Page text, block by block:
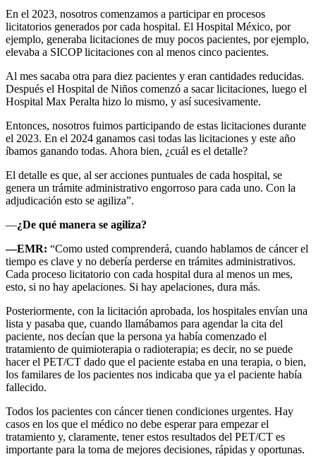
En el 2023, nosotros comenzamos a participar en procesos
licitatorios generados por cada hospital. El Hospital México, por
ejemplo, generaba licitaciones de muy pocos pacientes, por ejemplo,
elevaba a SICOP licitaciones con al menos cinco pacientes.
Al mes sacaba otra para diez pacientes y eran cantidades reducidas.
Después el Hospital de Niños comenzó a sacar licitaciones, luego el
Hospital Max Peralta hizo lo mismo, y así sucesivamente.
Entonces, nosotros fuimos participando de estas licitaciones durante
el 2023. En el 2024 ganamos casi todas las licitaciones y este año
íbamos ganando todas. Ahora bien, ¿cuál es el detalle?
El detalle es que, al ser acciones puntuales de cada hospital, se
genera un trámite administrativo engorroso para cada uno. Con la
adjudicación esto se agiliza”.
—¿De qué manera se agiliza?
—EMR: “Como usted comprenderá, cuando hablamos de cáncer el
tiempo es clave y no debería perderse en trámites administrativos.
Cada proceso licitatorio con cada hospital dura al menos un mes,
esto, si no hay apelaciones. Si hay apelaciones, dura más.
Posteriormente, con la licitación aprobada, los hospitales envían una
lista y pasaba que, cuando llamábamos para agendar la cita del
paciente, nos decían que la persona ya había comenzado el
tratamiento de quimioterapia o radioterapia; es decir, no se puede
hacer el PET/CT dado que el paciente estaba en una terapia, o bien,
los familares de los pacientes nos indicaba que ya el paciente había
fallecido.
Todos los pacientes con cáncer tienen condiciones urgentes. Hay
casos en los que el médico no debe esperar para empezar el
tratamiento y, claramente, tener estos resultados del PET/CT es
importante para la toma de mejores decisiones, rápidas y oportunas.